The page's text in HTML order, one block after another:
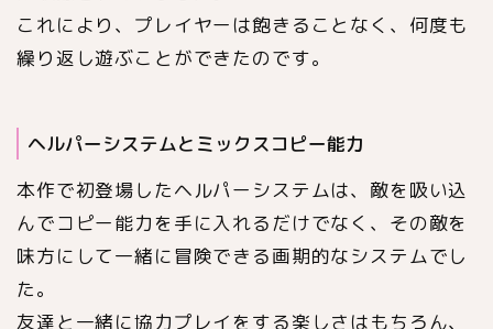
これにより、プレイヤーは飽きることなく、何度も
繰り返し遊ぶことができたのです。
ヘルパーシステムとミックスコピー能力
本作で初登場したヘルパーシステムは、敵を吸い込
んでコピー能力を手に入れるだけでなく、その敵を
味方にして一緒に冒険できる画期的なシステムでし
た。
友達と一緒に協力プレイをする楽しさはもちろん、